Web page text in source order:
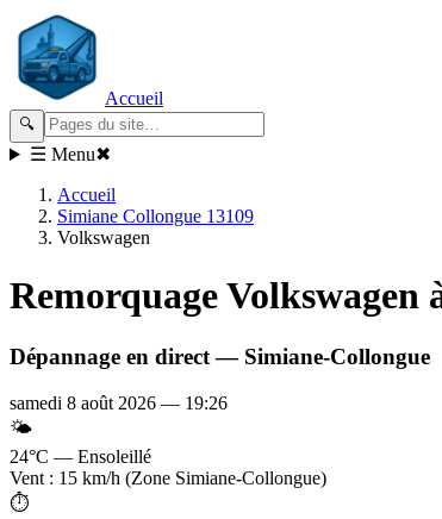
Accueil
🔍
☰ Menu✖
Accueil
Simiane Collongue 13109
Volkswagen
RemorquageVolkswagen
Dépannage en direct — Simiane-Collongue
samedi 8 août 2026 — 19:26
🌤️
24°C — Ensoleillé
Vent : 15 km/h (Zone Simiane-Collongue)
⏱️